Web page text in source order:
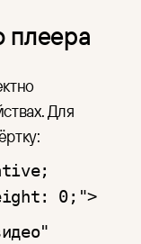
плеера
Для
0;">